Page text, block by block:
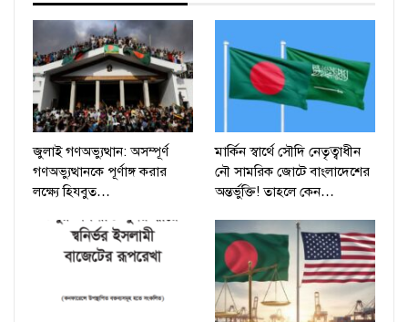
জুলাই গণঅভ্যুত্থান: অসম্পূর্ণ
গণঅভ্যুত্থানকে পূর্ণাঙ্গ করার
লক্ষ্যে হিযবুত…
মার্কিন স্বার্থে সৌদি নেতৃত্বাধীন
নৌ সামরিক জোটে বাংলাদেশের
অন্তর্ভুক্তি! তাহলে কেন…